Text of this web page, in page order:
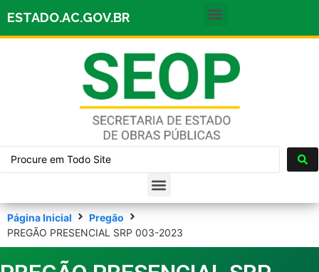
ESTADO.AC.GOV.BR
Página Inicial
Pregão
PREGÃO PRESENCIAL SRP 003-2023